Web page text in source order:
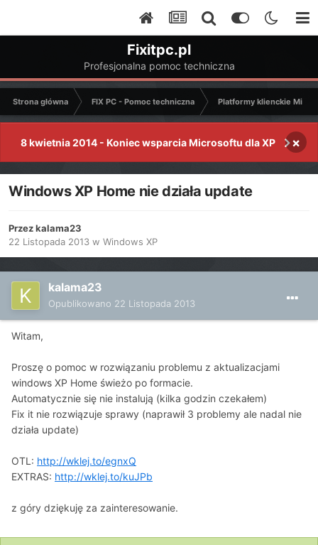
Fixitpc.pl
Profesjonalna pomoc techniczna
Strona główna FIX PC - Pomoc techniczna Platformy klienckie
8 kwietnia 2014 - Koniec wsparcia Microsoftu dla XP ×
Windows XP Home nie działa update
Przezkalama23
22 Listopada 2013 w Windows XP
kalama23
Opublikowano 22 Listopada 2013
Witam,
Proszę o pomoc w rozwiązaniu problemu z aktualizacjami
windows XP Home świeżo po formacie.
Automatycznie się nie instalują (kilka godzin czekałem)
Fix it nie rozwiązuje sprawy (naprawił 3 problemy ale nadal nie
działa update)
OTL: http://wklej.to/egnxQ
EXTRAS: http://wklej.to/kuJPb
z góry dziękuję za zainteresowanie.